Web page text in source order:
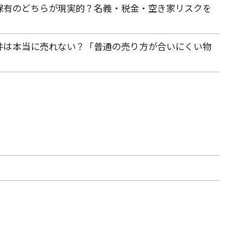
のどちらが現実的？名義・税金・空き家リスクを
本当に売れない？「普通の売り方が合いにくい物